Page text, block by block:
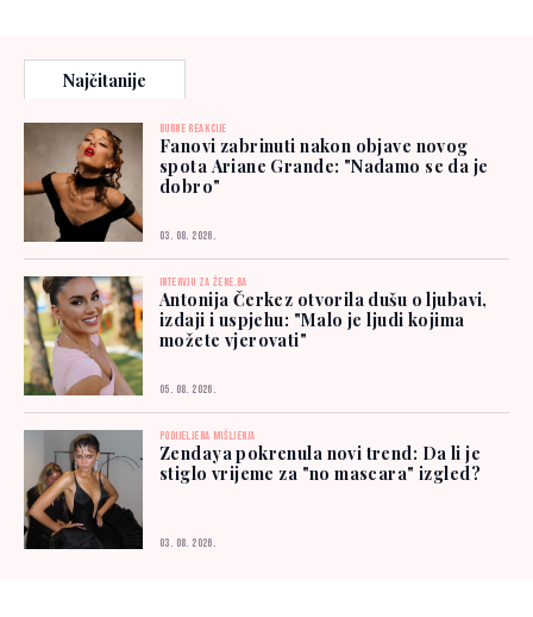
Najčitanije
BURNE REAKCIJE
Fanovi zabrinuti nakon objave novog
spota Ariane Grande: "Nadamo se da je
dobro"
03. 08. 2026.
INTERVJU ZA ŽENE.BA
Antonija Čerkez otvorila dušu o ljubavi,
izdaji i uspjehu: "Malo je ljudi kojima
možete vjerovati"
05. 08. 2026.
PODIJELJENA MIŠLJENJA
Zendaya pokrenula novi trend: Da li je
stiglo vrijeme za "no mascara" izgled?
03. 08. 2026.